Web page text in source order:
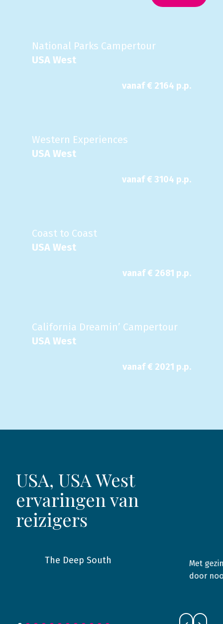
National Parks Campertour
USA West
vanaf € 2164 p.p.
Western Experiences
USA West
vanaf € 3104 p.p.
Coast to Coast
USA West
vanaf € 2681 p.p.
California Dreamin’ Campertour
USA West
vanaf € 2021 p.p.
USA, USA West
ervaringen van
reizigers
2019 USA
The Deep South
2012
Met
door